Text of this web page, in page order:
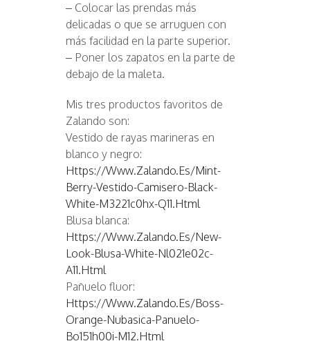
– Colocar las prendas más
delicadas o que se arruguen con
más facilidad en la parte superior.
– Poner los zapatos en la parte de
debajo de la maleta.
Mis tres productos favoritos de
Zalando son:
Vestido de rayas marineras en
blanco y negro:
Https://www.zalando.es/mint-
Berry-Vestido-Camisero-Black-
White-M3221c0hx-Q11.html
Blusa blanca:
Https://www.zalando.es/new-
Look-Blusa-White-Nl021e02c-
A11.html
Pañuelo fluor:
Https://www.zalando.es/boss-
Orange-Nubasica-Panuelo-
Bo151h00i-M12.html